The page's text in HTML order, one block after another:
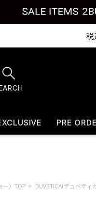
PRE
ー）TOP DUVETICA(デュベティ